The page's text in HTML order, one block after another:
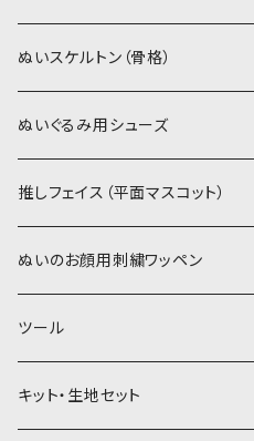
スキンカラー生地
カーリーベルボア
パウダーボア（4mm）
ウィッグボア（8cm）
白系
黄色・クリーム系
ベージュ・ブラウン系
スキンカラー系
白系
黄色・クリーム系
ステッチカラー
ミニワッペン
リボン
ぬいスケルトン（骨格）
ぬいぐるみ用シューズ
推しフェイス（平面マスコット）
ぬいのお顔用刺繍ワッペン
ツール
キット・生地セット